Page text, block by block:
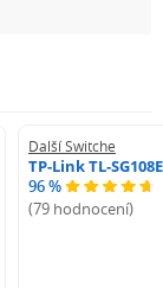
Další Switche
TP-Link TL-SG108E
96 %
(79 hodnocení)